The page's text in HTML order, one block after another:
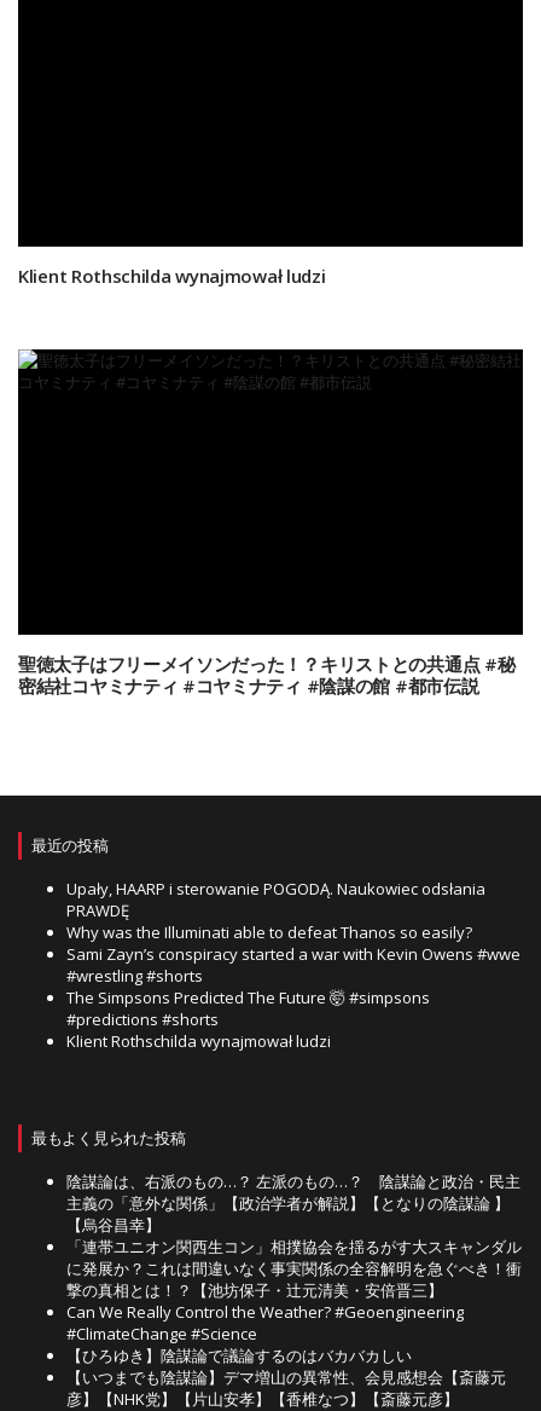
Klient Rothschilda wynajmował ludzi
聖徳太子はフリーメイソンだった！？キリストとの共通点 #秘
密結社コヤミナティ #コヤミナティ #陰謀の館 #都市伝説
最近の投稿
Upały, HAARP i sterowanie POGODĄ. Naukowiec odsłania
PRAWDĘ
Why was the Illuminati able to defeat Thanos so easily?
Sami Zayn’s conspiracy started a war with Kevin Owens #wwe
#wrestling #shorts
The Simpsons Predicted The Future 🤯 #simpsons
#predictions #shorts
Klient Rothschilda wynajmował ludzi
最もよく見られた投稿
陰謀論は、右派のもの…？ 左派のもの…？ 陰謀論と政治・民主
主義の「意外な関係」【政治学者が解説】【となりの陰謀論 】
【烏谷昌幸】
「連帯ユニオン関西生コン」相撲協会を揺るがす大スキャンダル
に発展か？これは間違いなく事実関係の全容解明を急ぐべき！衝
撃の真相とは！？【池坊保子・辻元清美・安倍晋三】
Can We Really Control the Weather? #Geoengineering
#ClimateChange #Science
【ひろゆき】陰謀論で議論するのはバカバカしい
【いつまでも陰謀論】デマ増山の異常性、会見感想会【斎藤元
彦】【NHK党】【片山安孝】【香椎なつ】【斎藤元彦】